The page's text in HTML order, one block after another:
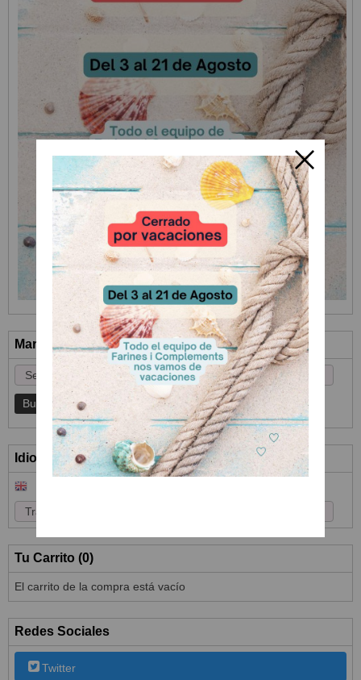
Marcas
Idioma
Tu Carrito (0)
El carrito de la compra está vacío
Redes Sociales
Twitter